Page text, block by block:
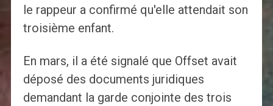
le rappeur a confirmé qu'elle attendait son
troisième enfant.
En mars, il a été signalé que Offset avait
déposé des documents juridiques
demandant la garde conjointe des trois